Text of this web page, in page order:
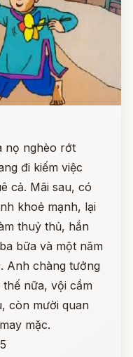
nọ nghèo rớt
đi kiếm việc
cả. Mãi sau, có
khoẻ mạnh, lại
thuỷ thủ, hắn
bữa và một năm
Anh chàng tưởng
nữa, vội cầm
còn mười quan
mặc.